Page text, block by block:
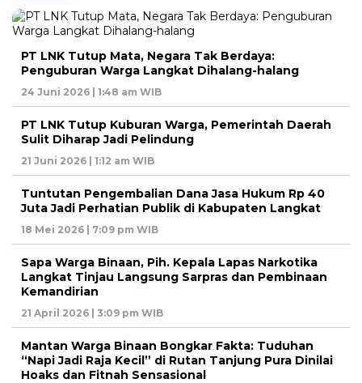
PT LNK Tutup Mata, Negara Tak Berdaya:
Penguburan Warga Langkat Dihalang-halang
24 Juni 2026 | 1:48 am WIB
PT LNK Tutup Kuburan Warga, Pemerintah Daerah
Sulit Diharap Jadi Pelindung
21 Juni 2026 | 1:12 am WIB
Tuntutan Pengembalian Dana Jasa Hukum Rp 40
Juta Jadi Perhatian Publik di Kabupaten Langkat
18 Mei 2026 | 7:09 pm WIB
Sapa Warga Binaan, Pih. Kepala Lapas Narkotika
Langkat Tinjau Langsung Sarpras dan Pembinaan
Kemandirian
21 April 2026 | 3:09 pm WIB
Mantan Warga Binaan Bongkar Fakta: Tuduhan
“Napi Jadi Raja Kecil” di Rutan Tanjung Pura Dinilai
Hoaks dan Fitnah Sensasional